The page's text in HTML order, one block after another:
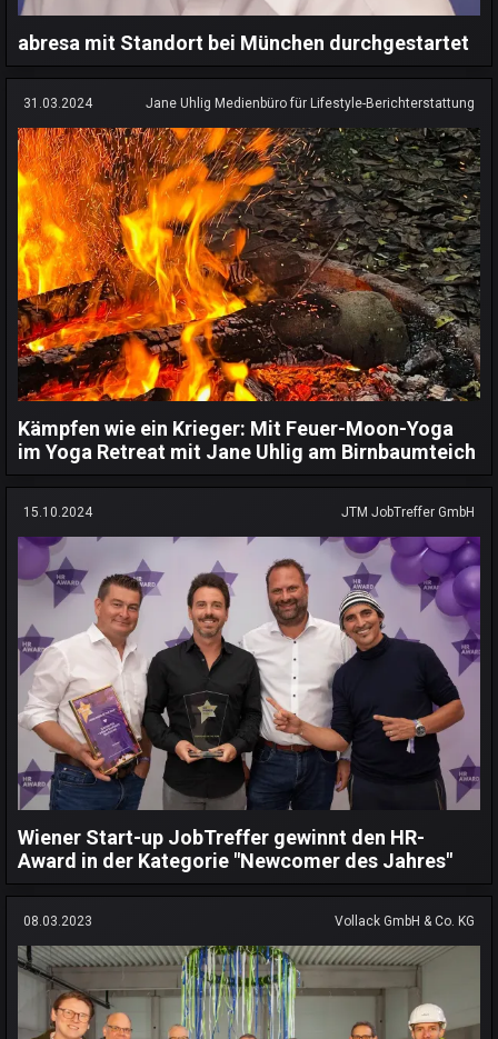
abresa mit Standort bei München durchgestartet
31.03.2024 Jane Uhlig Medienbüro für Lifestyle-Berichterstattung
Kämpfen wie ein Krieger: Mit Feuer-Moon-Yoga
im Yoga Retreat mit Jane Uhlig am Birnbaumteich
15.10.2024 JTM JobTreffer GmbH
Wiener Start-up JobTreffer gewinnt den HR-
Award in der Kategorie "Newcomer des Jahres"
08.03.2023 Vollack GmbH & Co. KG